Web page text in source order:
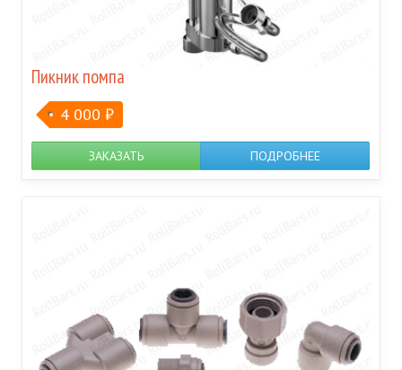
Пикник помпа
4 000 ₽
ЗАКАЗАТЬ ПОДРОБНЕЕ